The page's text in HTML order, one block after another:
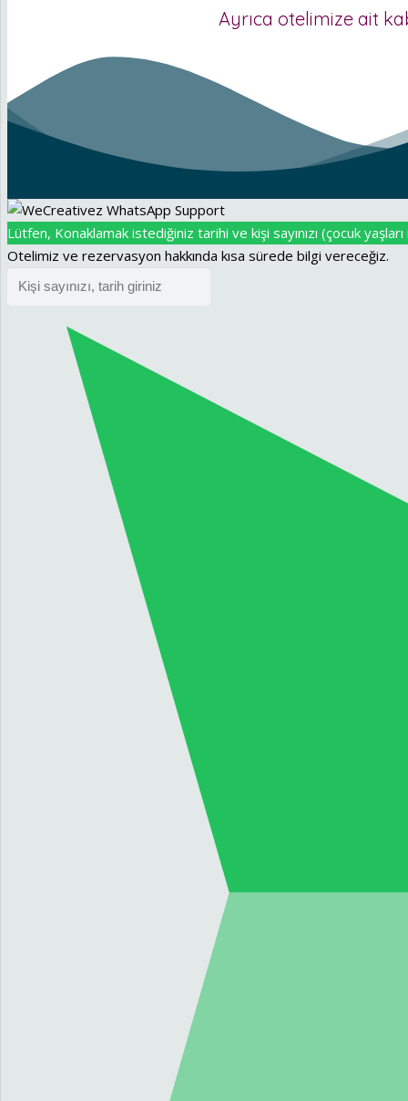
Ayrıca otelimize ait
Lütfen, Konaklamak istediğiniz tarihi ve kişi sayınızı (çocuk yaşları
Otelimiz ve rezervasyon hakkında kısa sürede bilgi vereceğiz.